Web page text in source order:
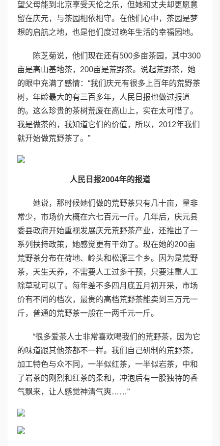
望父母能到北京享受天伦之乐，但她和丈夫却更愿意
留在庆元，与茶园相依相守。在他们心中，茶园是梦
想的启航之地，也是他们度过晚年生活的幸福园地。
陈芝菊说，他们现在还有500多亩茶园，其中300
亩是高山基地茶，200亩是荒野茶。说起荒野茶，她
的眼中充满了感情：“我们庆元有很多上百年的荒野茶
树，年龄最大的有三百多年，人民日报也做过报道
的。这么珍贵的茶树荒废在高山上，实在太可惜了。
我是做茶的，我知道它们的价值，所以，2012年我们
就开始做荒野茶了。”
人民日报2004年的报道
她说，那时候她们做的荒野茶只有几十亩，量非
常少，市场价大概在六七百元一斤。几年后，庆元县
委县政府开始重视发展庆元荒野茶产业，还推出了一
系列扶持政策，她感觉更有干劲了。现在她的200亩
荒野茶分布在荷地、岭头和松源三个乡。因为是荒野
茶，天生天养，不需要人工过多干预，只要注重人工
除草就可以了。每年差不多四月底五月初开采，市场
价有不同的档次，最贵的高档荒野茶能卖到三万元一
斤，普通的荒野茶一般在一两千元一斤。
“很多爱茶人士非常喜欢喝我们的荒野茶，因为它
的味道跟其他茶都不一样。我们自己研制的荒野茶，
加工特色与众不同，一半似红茶，一半似岩茶，中和
了岩茶的刚烈和红茶的柔和，冲泡后有一股独特的香
气飘来，让人感觉神清气爽……”